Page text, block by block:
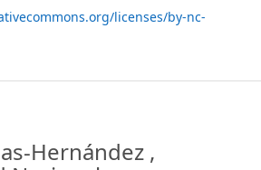
licenses/by-nc-
Hernández ,